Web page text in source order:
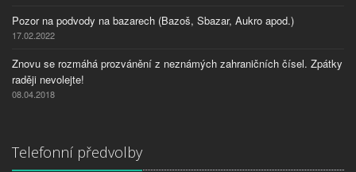
Pozor na podvody na bazarech (Bazoš, Sbazar, Aukro apod.)
17.02.2022
Znovu se rozmáhá prozvánění z neznámých zahraničních čísel. Zpátky
raději nevolejte!
08.04.2018
Telefonní předvolby